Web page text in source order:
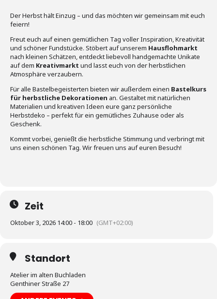
Der Herbst hält Einzug – und das möchten wir gemeinsam mit euch
feiern!
Freut euch auf einen gemütlichen Tag voller Inspiration, Kreativität
und schöner Fundstücke. Stöbert auf unserem Hausflohmarkt
nach kleinen Schätzen, entdeckt liebevoll handgemachte Unikate
auf dem Kreativmarkt und lasst euch von der herbstlichen
Atmosphäre verzaubern.
Für alle Bastelbegeisterten bieten wir außerdem einen Bastelkurs
für herbstliche Dekorationen an. Gestaltet mit natürlichen
Materialien und kreativen Ideen eure ganz persönliche
Herbstdeko – perfekt für ein gemütliches Zuhause oder als
Geschenk.
Kommt vorbei, genießt die herbstliche Stimmung und verbringt mit
uns einen schönen Tag. Wir freuen uns auf euren Besuch!
Zeit
Oktober 3, 2026 14:00 - 18:00 (GMT+02:00)
Standort
Atelier im alten Buchladen
Genthiner Straße 27